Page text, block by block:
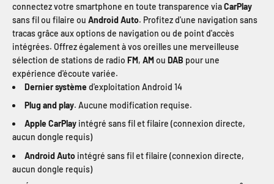
connectez votre smartphone en toute transparence viaCarPlay
sans fil ou filaire ou Android Auto. Profitez d'une navigation sans
tracas grâce aux options de navigation ou de point d'accès
intégrées. Offrez également à vos oreilles une merveilleuse
sélection de stations de radio FM, AMou DAB pour une
expérience d'écoute variée.
Dernier système d'exploitation Android 14
Plug and play. Aucune modification requise.
Apple CarPlay intégré sans fil et filaire (connexion directe,
aucun dongle requis)
Android Auto intégré sans fil et filaire (connexion directe,
aucun dongle requis)